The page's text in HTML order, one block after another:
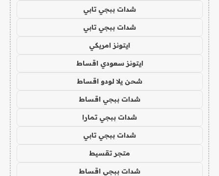
شدات ببجي تابي
شدات ببجي تابي
ايتونز امريكي
ايتونز سعودي اقساط
شحن يلا لودو اقساط
شدات ببجي اقساط
شدات ببجي تمارا
شدات ببجي تابي
متجر تقسيط
شدات ببجي اقساط